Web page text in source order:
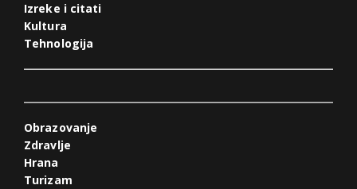
Izreke i citati
Kultura
Tehnologija
Obrazovanje
Zdravlje
Hrana
Turizam